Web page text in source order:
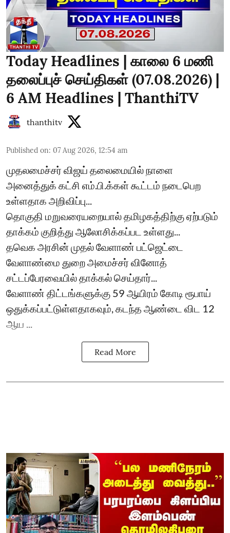
Today Headlines | காலை 6 மணி
தலைப்புச் செய்திகள் (07.08.2026) |
6 AM Headlines | ThanthiTV
thanthitv
Published on: 07 Aug 2026, 12:54 am
முதலமைச்சர் விஜய் தலைமையில் நாளை
அனைத்துக் கட்சி எம்.பி.க்கள் கூட்டம் நடைபெற
உள்ளதாக அறிவிப்பு...
தொகுதி மறுவரையறையால் தமிழகத்திற்கு ஏற்படும்
தாக்கம் குறித்து ஆலோசிக்கப்பட உள்ளது...
தவெக அரசின் முதல் வேளாண் பட்ஜெட்டை
வேளாண்மை துறை அமைச்சர் வினோத்
சட்டப்பேரவையில் தாக்கல் செய்தார்...
வேளாண் திட்டங்களுக்கு 59 ஆயிரம் கோடி ரூபாய்
ஒதுக்கப்பட்டுள்ளதாகவும், கடந்த ஆண்டை விட 12
ஆய ...
Read More